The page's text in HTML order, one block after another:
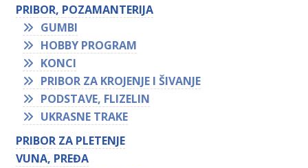
PRIBOR, POZAMANTERIJA
GUMBI
HOBBY PROGRAM
KONCI
PRIBOR ZA KROJENJE I ŠIVANJE
PODSTAVE, FLIZELIN
UKRASNE TRAKE
PRIBOR ZA PLETENJE
VUNA, PREĐA